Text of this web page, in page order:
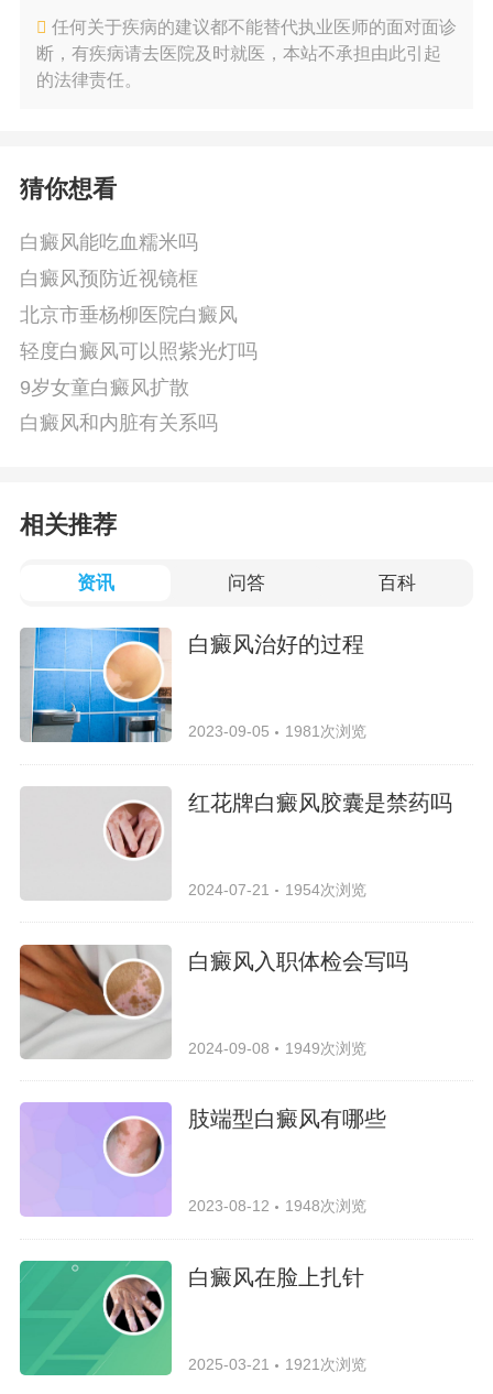
任何关于疾病的建议都不能替代执业医师的面对面诊
断，有疾病请去医院及时就医，本站不承担由此引起
的法律责任。
猜你想看
白癜风能吃血糯米吗
白癜风预防近视镜框
北京市垂杨柳医院白癜风
轻度白癜风可以照紫光灯吗
9岁女童白癜风扩散
白癜风和内脏有关系吗
相关推荐
资讯 问答 百科
白癜风治好的过程
2023-09-05 1981次浏览
红花牌白癜风胶囊是禁药吗
2024-07-21 1954次浏览
白癜风入职体检会写吗
2024-09-08 1949次浏览
肢端型白癜风有哪些
2023-08-12 1948次浏览
白癜风在脸上扎针
2025-03-21 1921次浏览